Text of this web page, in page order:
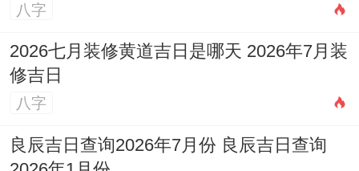
八字
2026七月装修黄道吉日是哪天 2026年7月装
修吉日
八字
良辰吉日查询2026年7月份 良辰吉日查询